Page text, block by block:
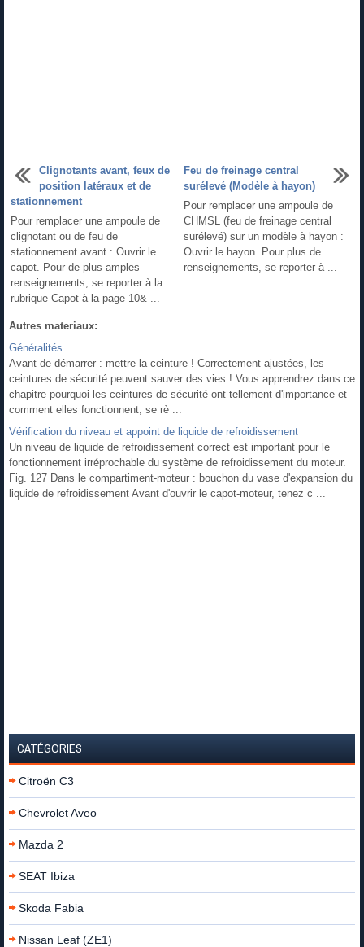
Clignotants avant, feux de
position latéraux et de
stationnement
Pour remplacer une ampoule de
clignotant ou de feu de
stationnement avant : Ouvrir le
capot. Pour de plus amples
renseignements, se reporter à la
rubrique Capot à la page 10& ...
Feu de freinage central
surélevé (Modèle à hayon)
Pour remplacer une ampoule de
CHMSL (feu de freinage central
surélevé) sur un modèle à hayon :
Ouvrir le hayon. Pour plus de
renseignements, se reporter à ...
Autres materiaux:
Généralités
Avant de démarrer : mettre la ceinture ! Correctement ajustées, les
ceintures de sécurité peuvent sauver des vies ! Vous apprendrez dans ce
chapitre pourquoi les ceintures de sécurité ont tellement d'importance et
comment elles fonctionnent, se rè ...
Vérification du niveau et appoint de liquide de refroidissement
Un niveau de liquide de refroidissement correct est important pour le
fonctionnement irréprochable du système de refroidissement du moteur.
Fig. 127 Dans le compartiment-moteur : bouchon du vase d'expansion du
liquide de refroidissement Avant d'ouvrir le capot-moteur, tenez c ...
CATÉGORIES
Citroën C3
Chevrolet Aveo
Mazda 2
SEAT Ibiza
Skoda Fabia
Nissan Leaf (ZE1)